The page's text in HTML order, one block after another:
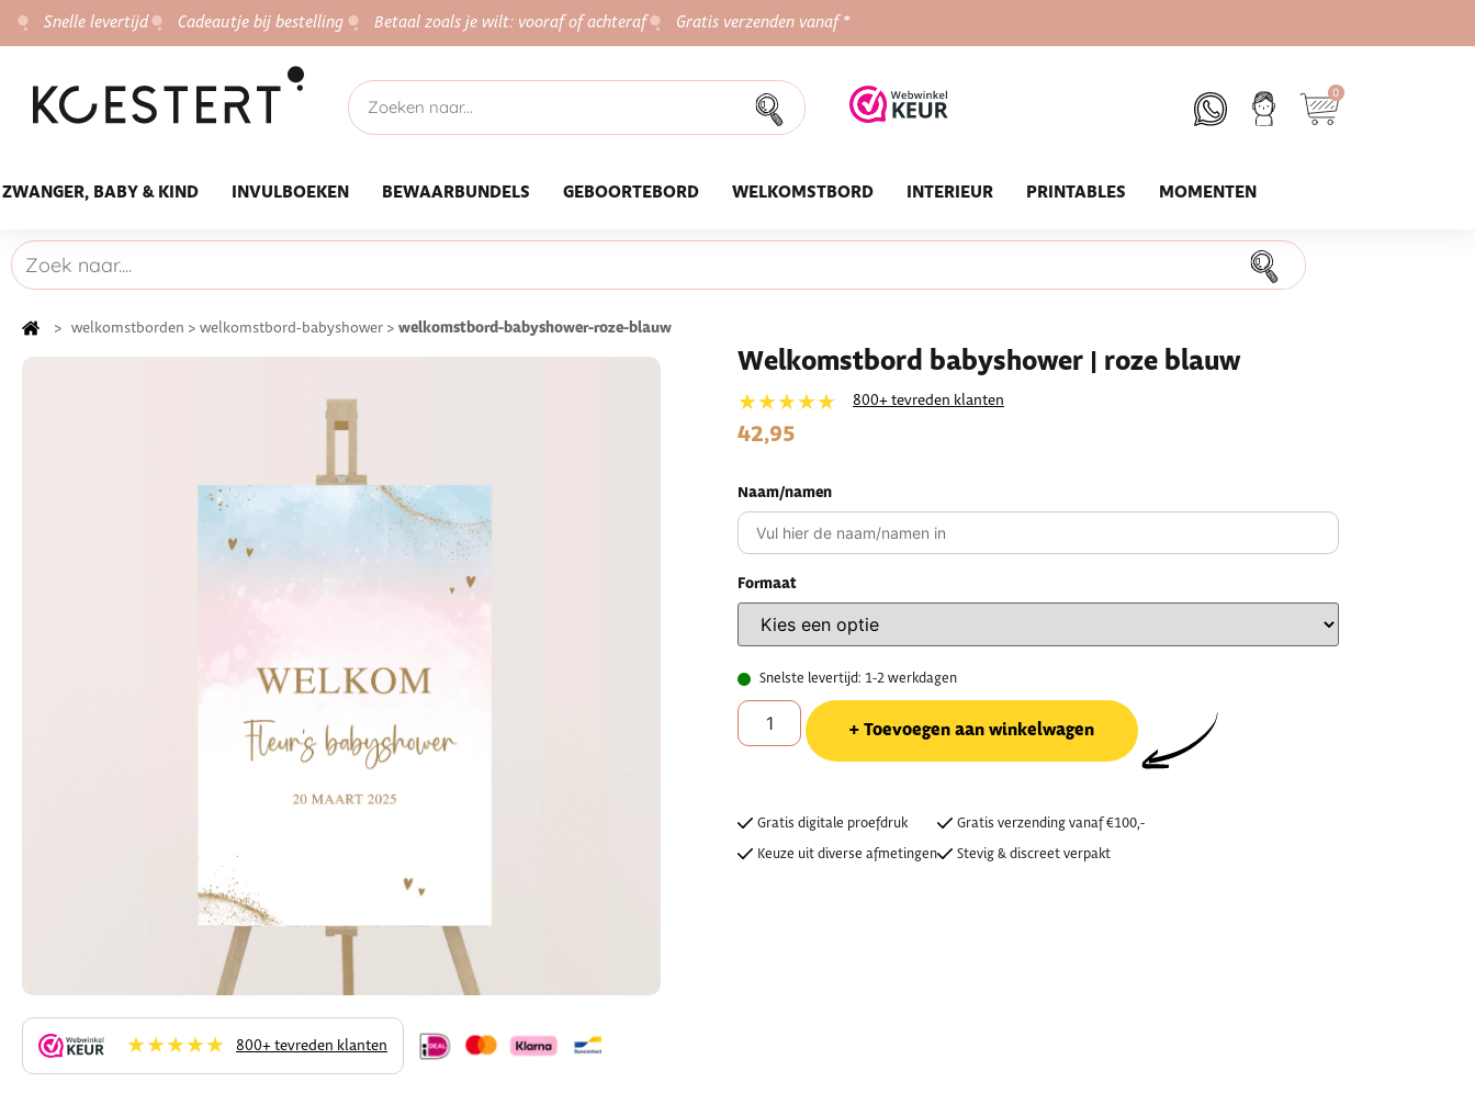
Snelle levertijd Cadeautje bij bestelling Betaal zoals je wilt: vooraf of achteraf Gratis verzenden vanaf *
0
ZWANGER, BABY & KIND INVULBOEKEN BEWAARBUNDELS GEBOORTEBORD WELKOMSTBORD INTERIEUR PRINTABLES MOMENTEN
> welkomstborden > welkomstbord-babyshower > welkomstbord-babyshower-roze-blauw
★★★★★ 800+ tevreden klanten
Welkomstbord babyshower | roze blauw
★★★★★ 800+ tevreden klanten
42,95
Naam/namen
Formaat
Snelste levertijd: 1-2 werkdagen
Toevoegen aan winkelwagen
Gratis digitale proefdruk
Keuze uit diverse afmetingen
Gratis verzending vanaf €100,-
Stevig & discreet verpakt